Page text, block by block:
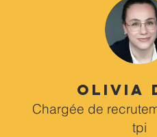
Olivia
Chargée de
tpi